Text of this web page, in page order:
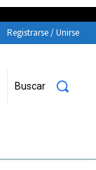
Registrarse / Unirse
Buscar